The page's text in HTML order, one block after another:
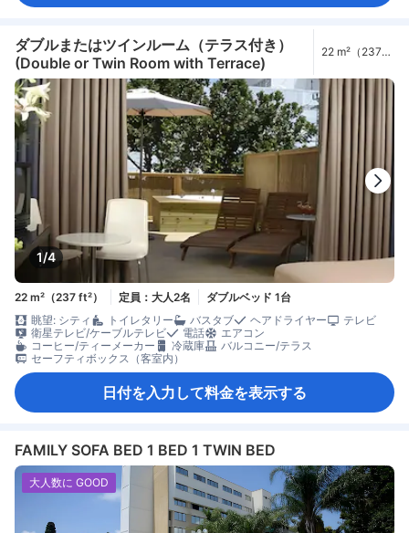
ダブルまたはツインルーム（テラス付き）
(Double or Twin Room with Terrace)
22 m²（237
1/4
22 m²（237 ft²） 定員：大人2名
ダブルベッド 1台
眺望: シティ
トイレタリー バスタブ ヘアドライヤー
テレビ
衛星テレビ/ケーブルテレビ
電話
エアコン
コーヒー/ティーメーカー
冷蔵庫
バルコニー/テラス
セーフティボックス（客室内）
日付を入力して料金を表示する
FAMILY SOFA BED 1 BED 1 TWIN BED
大人数に GOOD